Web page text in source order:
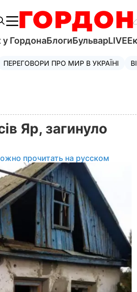
у ГордонаБлогиБульварLIVE
ПЕРЕГОВОРИ ПРО МИР В УКРАЇНІ
Яр, загинуло
прочитать на русском